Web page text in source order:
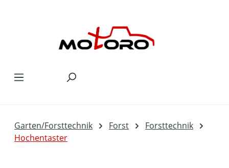
Garten/Forsttechnik Forst
Forsttechnik
Hochentaster